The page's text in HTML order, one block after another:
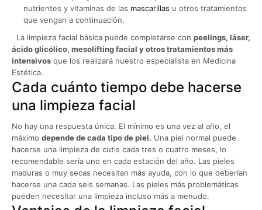
nutrientes y vitaminas de las mascarillas u otros tratamientos
que vengan a continuación.
La limpieza facial básica puede completarse con peelings, láser,
ácido glicólico, mesolifting facial y otros tratamientos más
intensivos que los realizará nuestro especialista en Medicina
Estética.
Cada cuánto tiempo debe hacerse
una limpieza facial
No hay una respuesta única. El mínimo es una vez al año, el
máximo depende de cada tipo de piel. Una piel normal puede
hacerse una limpieza de cutis cada tres o cuatro meses, lo
recomendable sería uno en cada estación del año. Las pieles
maduras o muy secas necesitan más ayuda, con lo que deberían
hacerse una cada seis semanas. Las pieles más problemáticas
pueden necesitar una limpieza incluso más a menudo.